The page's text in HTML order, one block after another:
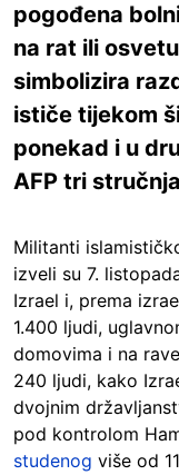
pogođena
na rat ili
simbolizira
ističe tijekom
ponekad i u
AFP tri
Militanti
izveli su 7.
Izrael i, prema
1.400 ljudi,
domovima i na
240 ljudi, kako
dvojnim
pod kontrolom
studenog više od